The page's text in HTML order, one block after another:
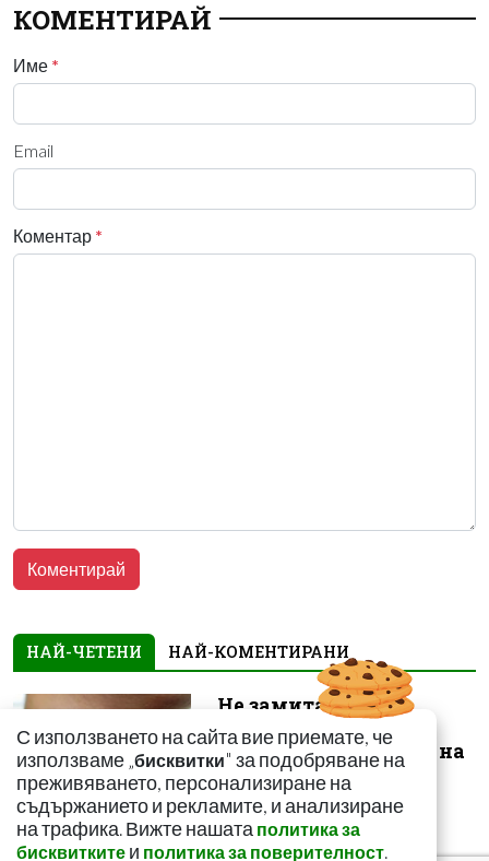
КОМЕНТИРАЙ
Име *
Email
Коментар *
НАЙ-ЧЕТЕНИ НАЙ-КОМЕНТИРАНИ
Не замитайте тези
симптоми: Може да
сигнализират за рак на
щитовидната...
С използването на сайта вие приемате, че
използваме „бисквитки" за подобряване на
преживяването, персонализиране на
съдържанието и рекламите, и анализиране
на трафика. Вижте нашата политика за
бисквитките и политика за поверителност.